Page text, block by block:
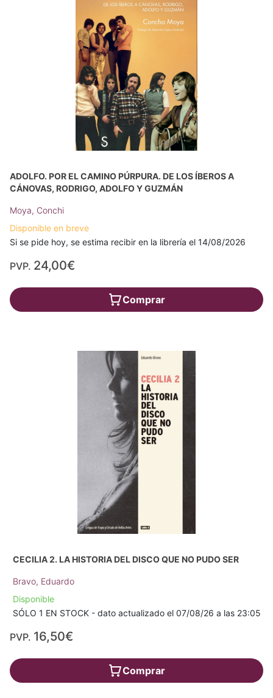
ADOLFO. POR EL CAMINO PÚRPURA. DE LOS ÍBEROS A
CÁNOVAS, RODRIGO, ADOLFO Y GUZMÁN
Moya, Conchi
Disponible en breve
Si se pide hoy, se estima recibir en la librería el 14/08/2026
PVP. 24,00€
Comprar
CECILIA 2. LA HISTORIA DEL DISCO QUE NO PUDO SER
Bravo, Eduardo
Disponible
SÓLO 1 EN STOCK - dato actualizado el 07/08/26 a las 23:05
PVP. 16,50€
Comprar